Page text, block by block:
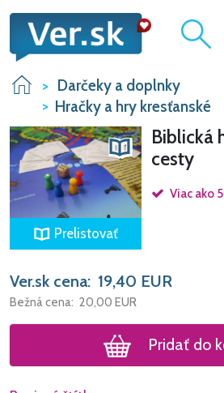
Darčeky a doplnky
Hračky a hry kresťanské
Prelistovať
Biblická
cesty
Viac ako
Ver.sk cena: 19,40 EUR
Bežná cena: 20,00 EUR
Pridať do